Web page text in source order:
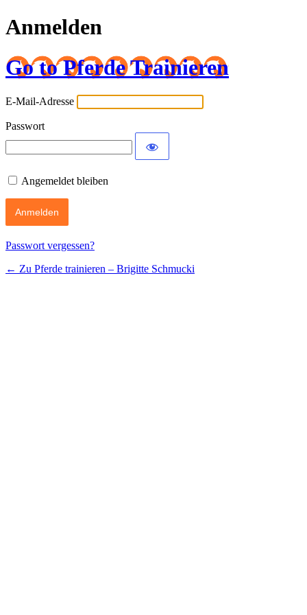
Anmelden
Go to Pferde Trainieren
E-Mail-Adresse
Passwort
Angemeldet bleiben
Passwort vergessen?
← Zu Pferde trainieren – Brigitte Schmucki